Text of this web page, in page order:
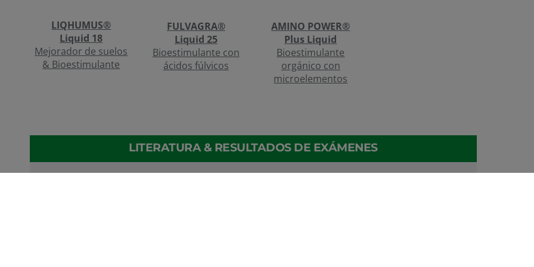
LIQHUMUS®
Liquid 18
Mejorador de suelos
& Bioestimulante
FULVAGRA®
Liquid 25
Bioestimulante con
ácidos fúlvicos
AMINO POWER®
Plus Liquid
Bioestimulante
orgánico con
microelementos
LITERATURA & RESULTADOS DE EXÁMENES